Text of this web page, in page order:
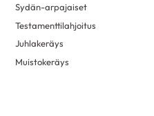
Sydän-arpajaiset
Testamenttilahjoitus
Juhlakeräys
Muistokeräys